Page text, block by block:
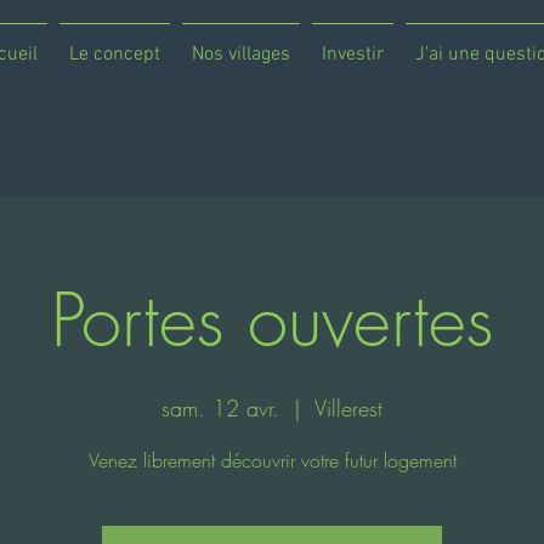
Le concept Nos villages Investir J'ai une
Portes ouvertes
sam. 12 avr.
  |
Villerest
Venez librement découvrir votre futur logement